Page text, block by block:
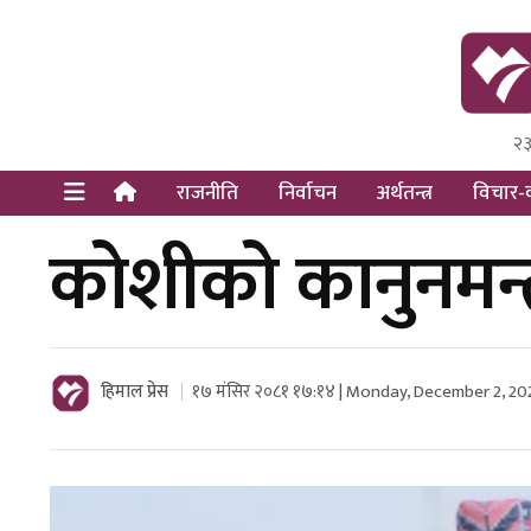
Himal
Dot
राजनीति निर्वाचन अर्थतन्त्र विचार-
कोशीको
हिमाल प्रेस १७ मंसिर २०८१ १७:१४ | Monday, December 2,